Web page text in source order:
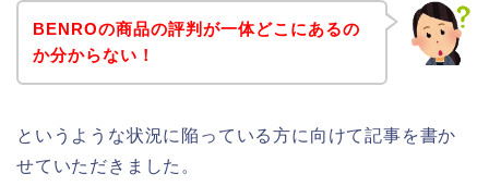
BENROの商品の評判が一体どこにあるの
か分からない！
というような状況に陥っている方に向けて記事を書か
せていただきました。